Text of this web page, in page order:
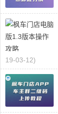
19-03-12)